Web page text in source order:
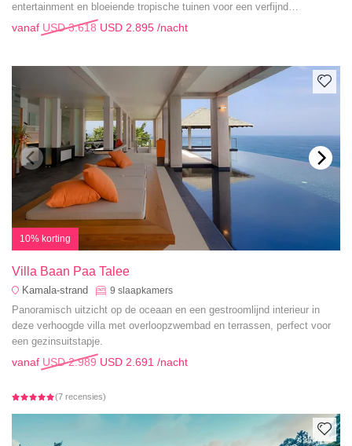
entertainment en bloeiende tropische tuinen voor een verfijnd
gezinsuitstapje.
vanaf USD 3.618 USD 2.895 /nacht
10% korting
Villa Baan Paa Talee
Kamala-strand 9 slaapkamers
Panoramisch uitzicht op de oceaan en een gestroomlijnd interieur in
deze verhoogde villa met overloopzwembad en terrassen, perfect voor
een gezinsuitstapje.
vanaf USD 2.989 USD 2.691 /nacht
(7 recensies)